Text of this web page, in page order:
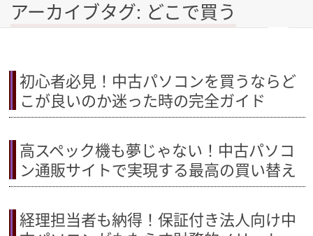
アーカイブタグ: どこで買う
初心者必見！中古パソコンを買うならど
こが良いのか迷った時の完全ガイド
高スペック機も夢じゃない！中古パソコ
ン通販サイトで実現する最高の買い替え
経理担当者も納得！保証付き法人向け中